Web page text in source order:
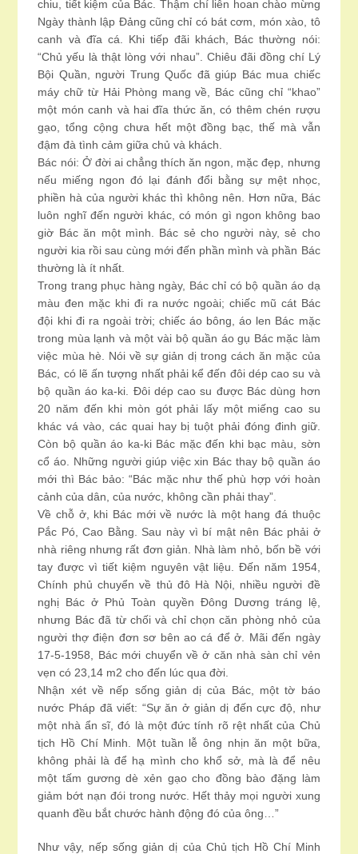
chiu, tiết kiệm của Bác. Thậm chí liên hoan chào mừng
Ngày thành lập Đảng cũng chỉ có bát cơm, món xào, tô
canh và đĩa cá. Khi tiếp đãi khách, Bác thường nói:
“Chủ yếu là thật lòng với nhau”. Chiêu đãi đồng chí Lý
Bội Quần, người Trung Quốc đã giúp Bác mua chiếc
máy chữ từ Hải Phòng mang về, Bác cũng chỉ “khao”
một món canh và hai đĩa thức ăn, có thêm chén rượu
gạo, tổng cộng chưa hết một đồng bạc, thế mà vẫn
đậm đà tình cảm giữa chủ và khách.
Bác nói: Ở đời ai chẳng thích ăn ngon, mặc đẹp, nhưng
nếu miếng ngon đó lại đánh đổi bằng sự mệt nhọc,
phiền hà của người khác thì không nên. Hơn nữa, Bác
luôn nghĩ đến người khác, có món gì ngon không bao
giờ Bác ăn một mình. Bác sẻ cho người này, sẻ cho
người kia rồi sau cùng mới đến phần mình và phần Bác
thường là ít nhất.
Trong trang phục hàng ngày, Bác chỉ có bộ quần áo dạ
màu đen mặc khi đi ra nước ngoài; chiếc mũ cát Bác
đội khi đi ra ngoài trời; chiếc áo bông, áo len Bác mặc
trong mùa lạnh và một vài bộ quần áo gụ Bác mặc làm
việc mùa hè. Nói về sự giản dị trong cách ăn mặc của
Bác, có lẽ ấn tượng nhất phải kể đến đôi dép cao su và
bộ quần áo ka-ki. Đôi dép cao su được Bác dùng hơn
20 năm đến khi mòn gót phải lấy một miếng cao su
khác vá vào, các quai hay bị tuột phải đóng đinh giữ.
Còn bộ quần áo ka-ki Bác mặc đến khi bạc màu, sờn
cổ áo. Những người giúp việc xin Bác thay bộ quần áo
mới thì Bác bảo: “Bác mặc như thế phù hợp với hoàn
cảnh của dân, của nước, không cần phải thay”.
Về chỗ ở, khi Bác mới về nước là một hang đá thuộc
Pắc Pó, Cao Bằng. Sau này vì bí mật nên Bác phải ở
nhà riêng nhưng rất đơn giản. Nhà làm nhỏ, bốn bề với
tay được vì tiết kiệm nguyên vật liệu. Đến năm 1954,
Chính phủ chuyển về thủ đô Hà Nội, nhiều người đề
nghị Bác ở Phủ Toàn quyền Đông Dương tráng lệ,
nhưng Bác đã từ chối và chỉ chọn căn phòng nhỏ của
người thợ điện đơn sơ bên ao cá để ở. Mãi đến ngày
17-5-1958, Bác mới chuyển về ở căn nhà sàn chỉ vẻn
vẹn có 23,14 m2 cho đến lúc qua đời.
Nhận xét về nếp sống giản dị của Bác, một tờ báo
nước Pháp đã viết: “Sự ăn ở giản dị đến cực độ, như
một nhà ẩn sĩ, đó là một đức tính rõ rệt nhất của Chủ
tịch Hồ Chí Minh. Một tuần lễ ông nhịn ăn một bữa,
không phải là để hạ mình cho khổ sở, mà là để nêu
một tấm gương dè xẻn gạo cho đồng bào đặng làm
giảm bớt nạn đói trong nước. Hết thảy mọi người xung
quanh đều bắt chước hành động đó của ông…”
Như vậy, nếp sống giản dị của Chủ tịch Hồ Chí Minh